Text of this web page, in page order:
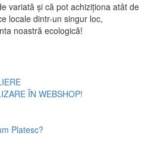
variată și că pot achiziționa atât de
locale dintr-un singur loc,
noastră ecologică!
ÎN WEBSHOP!
Platesc?